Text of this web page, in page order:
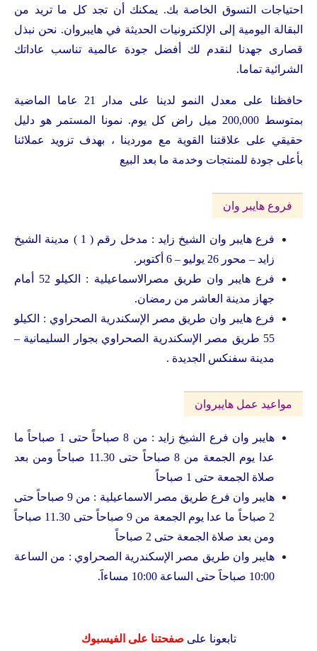
احتياجات التسوق الخاصة بك. يمكنك أن تجد كل ما تريد من
البقالة اليومية إلى الإلكترونيات الحديثة في هايبروان. نحن نبذل
قصارى جهدنا لنقدم لك أفضل جودة عالمية تناسب عاداتك
الشرائية تماما.
حافظنا على معدل النمو لدينا على مدار 21 عاما الماضية
بمتوسط 200,000 ميل راض كل يوم. نمونا المستمر هو دليل
حقيقي على علاقتنا القوية مع موردينا ، بهدف تزويد عملائنا
بأعلى جودة للمنتجات وخدمة ما بعد البيع
فروع هايبر وان
فرع هايبر وان الشيخ زايد : مدخل رقم ( 1 ) مدينة الشيخ
زايد – محور 26 يوليو – 6 أكتوبر.
فرع هايبر وان طريق مصرالاسماعيلية : الكيلو 52 أمام
جهاز مدينة العاشر من رمضان.
فرع هايبر وان طريق مصر الإسكندرية الصحراوي : الكيلو
55 طريق مصر الإسكندرية الصحراوي بجوار السليمانية –
مدينة سفنكس الجديدة .
مواعيد عمل هايبروان
هايبر وان فرع الشيخ زايد : من 8 صباحاً حتى 1 صباحاً ما
عدا يوم الجمعة من 8 صباحاً حتى 11.30 صباحاً ومن بعد
صلاة الجمعة حتى 1 صباحاً
هايبر وان فرع طريق مصر الاسماعيلية : من 9 صباحاً حتى
2 صباحاً ما عدا يوم الجمعة من 9 صباحاً حتى 11.30 صباحاً
ومن بعد صلاة الجمعة حتى 2 صباحاً
هايبر وان طريق مصر الإسكندرية الصحراوي : من الساعة
10:00 صباحاََ حتى الساعة 10:00 مساءاََ.
تابعونا على صفحتنا على الفيسبوك